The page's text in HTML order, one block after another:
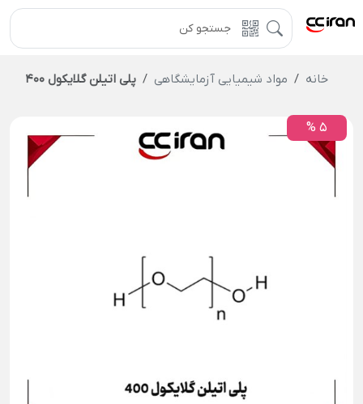
خانه مواد شیمیایی آزمایشگاهی پلی اتیلن گلایکول 400
5 %